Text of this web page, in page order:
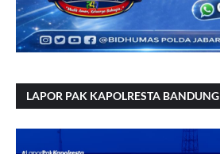
LAPOR PAK KAPOLRESTA BANDUNG